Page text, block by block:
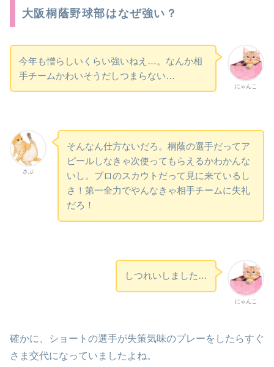
大阪桐蔭野球部はなぜ強い？
にゃんこ
今年も憎らしいくらい強いねえ…。なんか相
手チームかわいそうだしつまらない…
さぶ
そんなん仕方ないだろ。桐蔭の選手だってア
ピールしなきゃ次使ってもらえるかわかんな
いし。プロのスカウトだって見に来ているし
さ！第一全力でやんなきゃ相手チームに失礼
だろ！
にゃんこ
しつれいしました…
確かに、ショートの選手が失策気味のプレーをしたらすぐ
さま交代になっていましたよね。